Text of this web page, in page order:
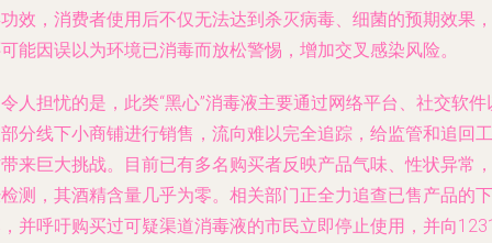
效，消费者使用后不仅无法达到杀灭病毒、细菌的预期效果，
能因误以为环境已消毒而放松警惕，增加交叉感染风险。
人担忧的是，此类“黑心”消毒液主要通过网络平台、社交软件
分线下小商铺进行销售，流向难以完全追踪，给监管和追回工
来巨大挑战。目前已有多名购买者反映产品气味、性状异常，
测，其酒精含量几乎为零。相关部门正全力追查已售产品的下
并呼吁购买过可疑渠道消毒液的市民立即停止使用，并向